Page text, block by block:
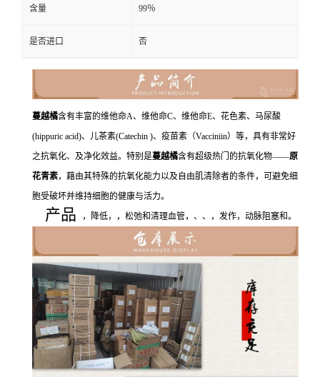
含量 99％
是否进口 否
蔓越橘含有丰富的维他命A、维他命C、维他命E、花色素、马尿酸
(hippuric acid)、儿茶素(Catechin )、疫苗素（Vacciniin）等，具有非常好
之抗氧化、及净化效益。特别是蔓越橘含有超级热门的抗氧化物——原
花青素，藉由其特殊的抗氧化能力以及自由肌清除者的条件，可避免细
胞受破坏并维持细胞的健康与活力。
产品 ，降低，，松弛和清理血管，、、，发作，动脉阻塞和。